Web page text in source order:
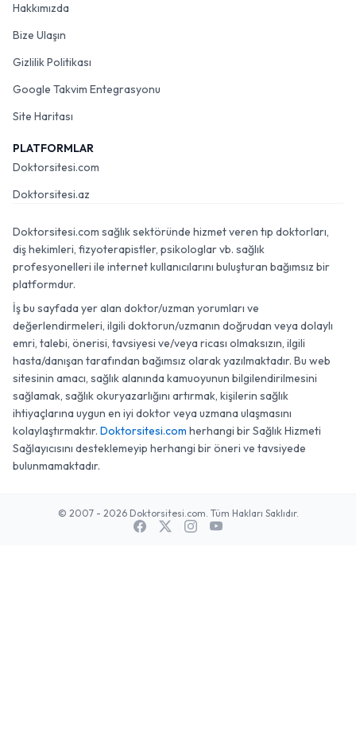
Hakkımızda
Bize Ulaşın
Gizlilik Politikası
Google Takvim Entegrasyonu
Site Haritası
PLATFORMLAR
Doktorsitesi.com
Doktorsitesi.az
Doktorsitesi.com sağlık sektöründe hizmet veren tıp doktorları,
diş hekimleri, fizyoterapistler, psikologlar vb. sağlık
profesyonelleri ile internet kullanıcılarını buluşturan bağımsız bir
platformdur.
İş bu sayfada yer alan doktor/uzman yorumları ve
değerlendirmeleri, ilgili doktorun/uzmanın doğrudan veya dolaylı
emri, talebi, önerisi, tavsiyesi ve/veya ricası olmaksızın, ilgili
hasta/danışan tarafından bağımsız olarak yazılmaktadır. Bu web
sitesinin amacı, sağlık alanında kamuoyunun bilgilendirilmesini
sağlamak, sağlık okuryazarlığını artırmak, kişilerin sağlık
ihtiyaçlarına uygun en iyi doktor veya uzmana ulaşmasını
kolaylaştırmaktır. Doktorsitesi.com herhangi bir Sağlık Hizmeti
Sağlayıcısını desteklemeyip herhangi bir öneri ve tavsiyede
bulunmamaktadır.
© 2007 - 2026 Doktorsitesi.com. Tüm Hakları Saklıdır.